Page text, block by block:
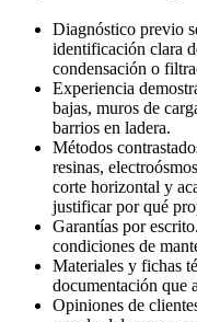
Diagnóstico previo
identificación clara
condensación o
Experiencia
bajas, muros de
barrios en ladera.
Métodos
resinas,
corte horizontal y
justificar por qué
Garantías por
condiciones de
Materiales y fichas
documentación que
Opiniones de